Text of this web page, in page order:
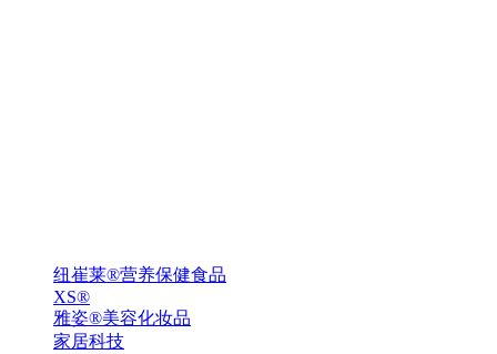
纽崔莱®营养保健食品
XS®
雅姿®美容化妆品
家居科技